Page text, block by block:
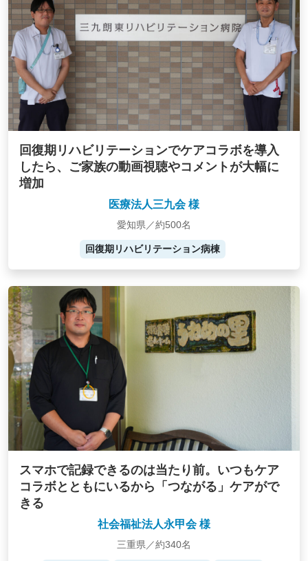
回復期リハビリテーションでケアコラボを導入
したら、ご家族の動画視聴やコメントが大幅に
増加
医療法人三九会 様
愛知県／約500名
回復期リハビリテーション病棟
スマホで記録できるのは当たり前。いつもケア
コラボとともにいるから「つながる」ケアがで
きる
社会福祉法人永甲会 様
三重県／約340名